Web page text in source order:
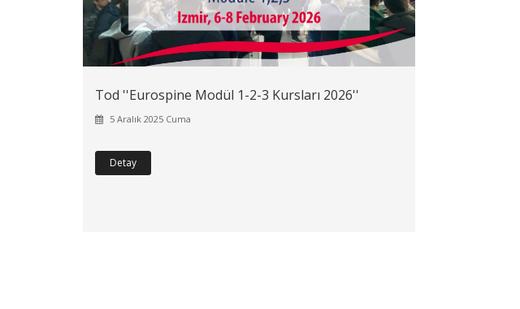
Tod ''Eurospine Modül 1-2-3 Kursları 2026''
5 Aralık 2025 Cuma
Detay